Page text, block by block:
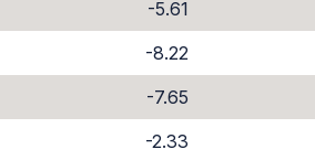
-5.61
-8.22
-7.65
-2.33